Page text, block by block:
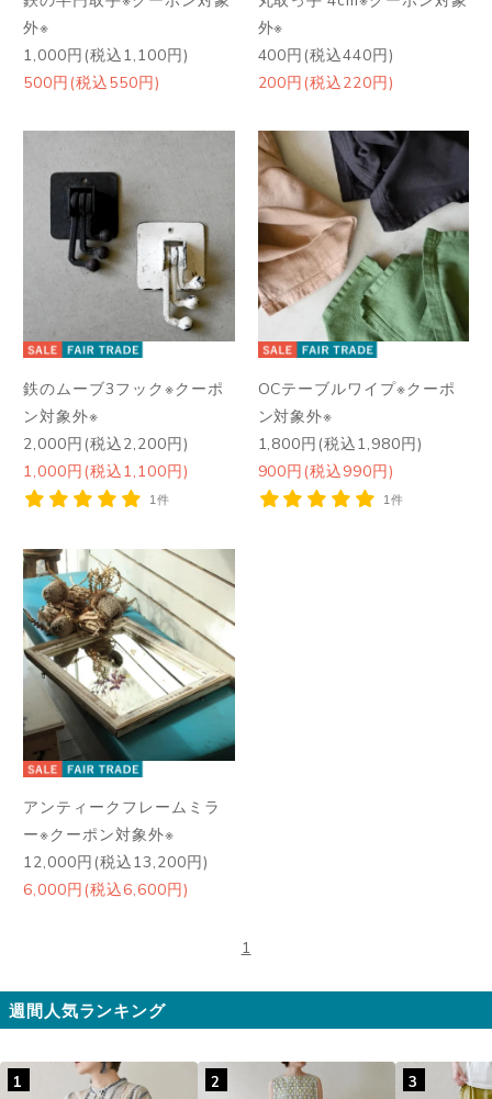
外※
1,000円(税込1,100円)
500円(税込550円)
外※
400円(税込440円)
200円(税込220円)
鉄のムーブ3フック※クーポ
ン対象外※
2,000円(税込2,200円)
1,000円(税込1,100円)
1件
OCテーブルワイプ※クーポ
ン対象外※
1,800円(税込1,980円)
900円(税込990円)
1件
アンティークフレームミラ
ー※クーポン対象外※
12,000円(税込13,200円)
6,000円(税込6,600円)
1
週間人気ランキング
1 2 3